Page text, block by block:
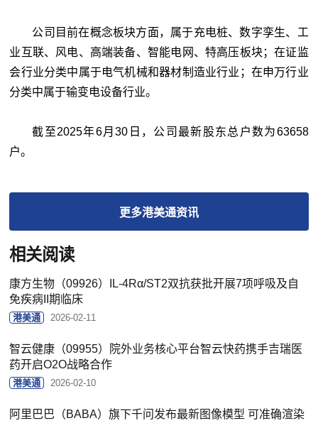
公司目前在概念板块方面，属于充电桩、数字孪生、工
业互联、风电、高端装备、智能电网、特高压板块；在证监
会行业分类中属于电气机械和器材制造业行业；在申万行业
分类中属于输变电设备行业。
截至2025年6月30日，公司最新股东总户数为63658
户。
更多港美通资讯
相关阅读
康方生物（09926）IL-4Rα/ST2双抗获批开展7项呼吸及自
免疾病II期临床
港美通 2026-02-11
智云健康（09955）院外业务核心平台智云快药携手吉瑞医
药开启O2O战略合作
港美通 2026-02-10
阿里巴巴（BABA）旗下千问发布最新图像模型 可准确渲染